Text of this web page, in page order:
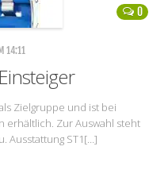
0
14:11
Zielgruppe und ist bei
erhältlich. Zur Auswahl steht
Ausstattung ST1[…]